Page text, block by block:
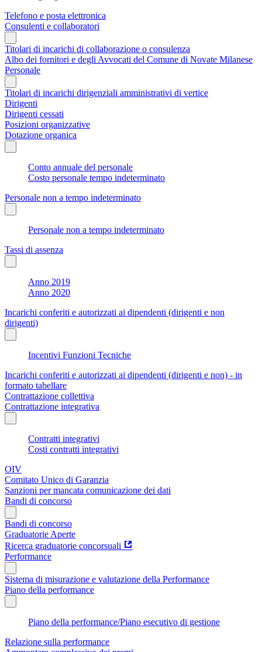
Telefono e posta elettronica
Consulenti e collaboratori
Titolari di incarichi di collaborazione o consulenza
Albo dei fornitori e degli Avvocati del Comune di Novate Milanese
Personale
Titolari di incarichi dirigenziali amministrativi di vertice
Dirigenti
Dirigenti cessati
Posizioni organizzative
Dotazione organica
Conto annuale del personale
Costo personale tempo indeterminato
Personale non a tempo indeterminato
Personale non a tempo indeterminato
Tassi di assenza
Anno 2019
Anno 2020
Incarichi conferiti e autorizzati ai dipendenti (dirigenti e non
dirigenti)
Incentivi Funzioni Tecniche
Incarichi conferiti e autorizzati ai dipendenti (dirigenti e non) - in
formato tabellare
Contrattazione collettiva
Contrattazione integrativa
Contratti integrativi
Costi contratti integrativi
OIV
Comitato Unico di Garanzia
Sanzioni per mancata comunicazione dei dati
Bandi di concorso
Bandi di concorso
Graduatorie Aperte
Ricerca graduatorie concorsuali
Performance
Sistema di misurazione e valutazione della Performance
Piano della performance
Piano della performance/Piano esecutivo di gestione
Relazione sulla performance